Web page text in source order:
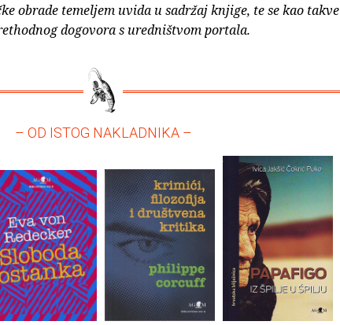
obrade temeljem uvida u sadržaj knjige, te se kao takve
dogovora s uredništvom portala.
– OD ISTOG NAKLADNIKA –